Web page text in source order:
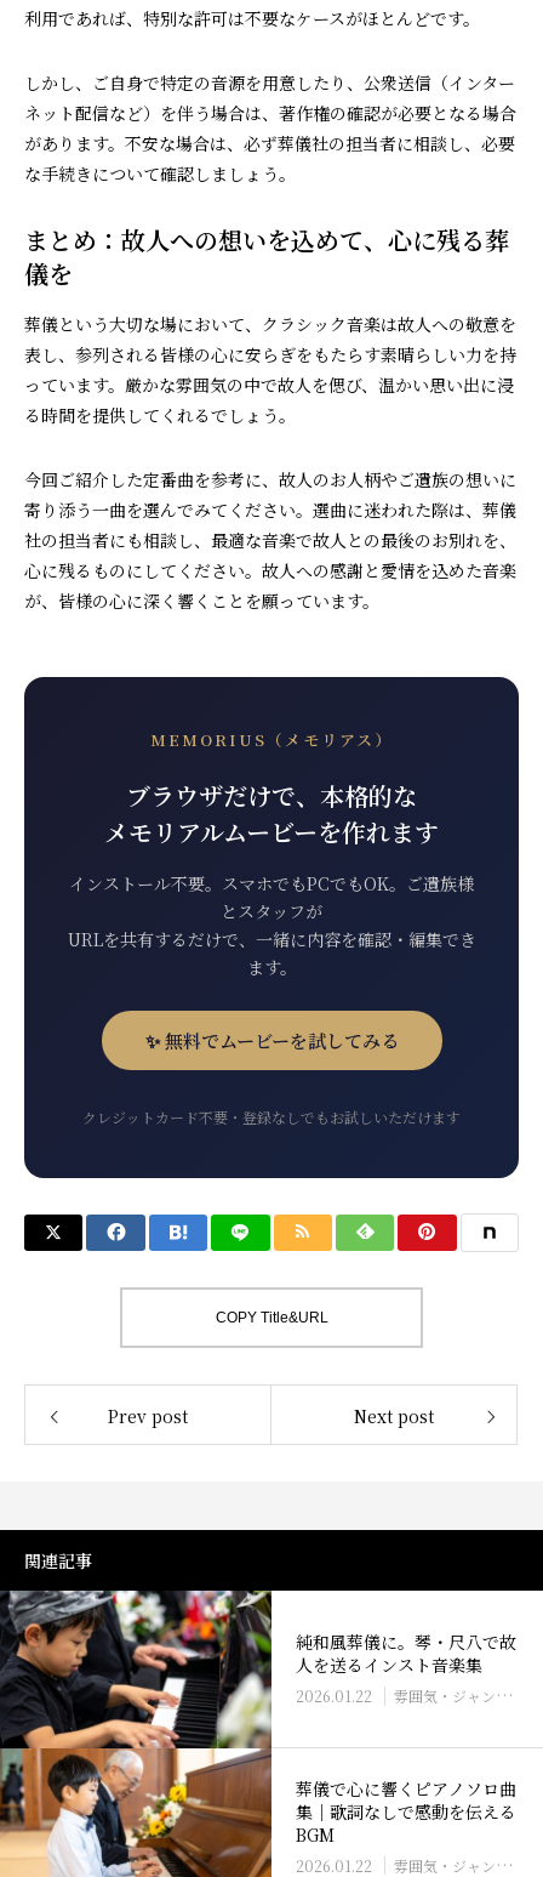
利用であれば、特別な許可は不要なケースがほとんどです。
しかし、ご自身で特定の音源を用意したり、公衆送信（インター
ネット配信など）を伴う場合は、著作権の確認が必要となる場合
があります。不安な場合は、必ず葬儀社の担当者に相談し、必要
な手続きについて確認しましょう。
まとめ：故人への想いを込めて、心に残る葬
儀を
葬儀という大切な場において、クラシック音楽は故人への敬意を
表し、参列される皆様の心に安らぎをもたらす素晴らしい力を持
っています。厳かな雰囲気の中で故人を偲び、温かい思い出に浸
る時間を提供してくれるでしょう。
今回ご紹介した定番曲を参考に、故人のお人柄やご遺族の想いに
寄り添う一曲を選んでみてください。選曲に迷われた際は、葬儀
社の担当者にも相談し、最適な音楽で故人との最後のお別れを、
心に残るものにしてください。故人への感謝と愛情を込めた音楽
が、皆様の心に深く響くことを願っています。
MEMORIUS（メモリアス）
ブラウザだけで、本格的な
メモリアルムービーを作れます
インストール不要。スマホでもPCでもOK。ご遺族様
とスタッフが
URLを共有するだけで、一緒に内容を確認・編集でき
ます。
✨ 無料でムービーを試してみる
クレジットカード不要・登録なしでもお試しいただけます
COPY Title&URL
Prev post Next post
関連記事
純和風葬儀に。琴・尺八で故
人を送るインスト音楽集
2026.01.22 雰囲気・ジャンル別（洋楽・クラシック等）
葬儀で心に響くピアノソロ曲
集｜歌詞なしで感動を伝える
BGM
2026.01.22 雰囲気・ジャンル別（洋楽・クラシック等）